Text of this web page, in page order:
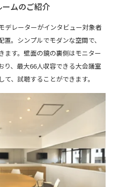
ムのご紹介
デレーターがインタビュー対象者
。シンプルでモダンな空間で、
す。 壁面の鏡の裏側はモニター
り、最大66人収容できる大会議室
、試聴することができます。